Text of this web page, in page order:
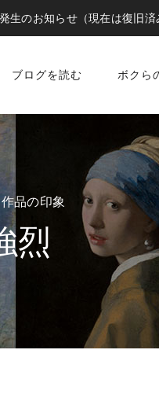
生のお知らせ（現在は復旧済
ブログを読む ボクら
作品の印象
烈